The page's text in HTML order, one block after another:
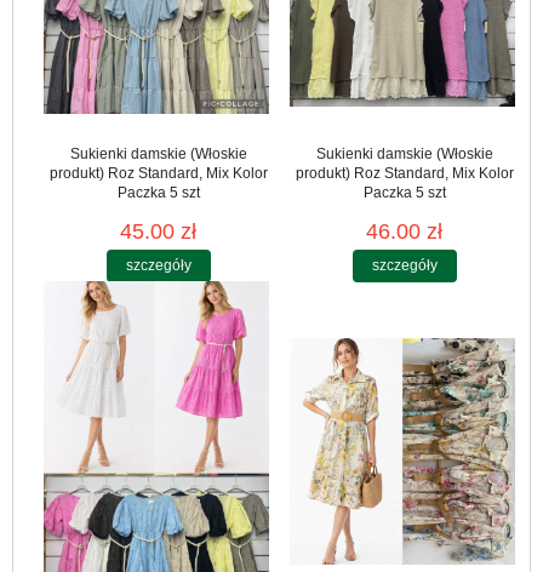
Sukienki damskie (Włoskie
produkt) Roz Standard, Mix Kolor
Paczka 5 szt
45.00 zł
szczegóły
Sukienki damskie (Włoskie
produkt) Roz Standard, Mix Kolor
Paczka 5 szt
46.00 zł
szczegóły